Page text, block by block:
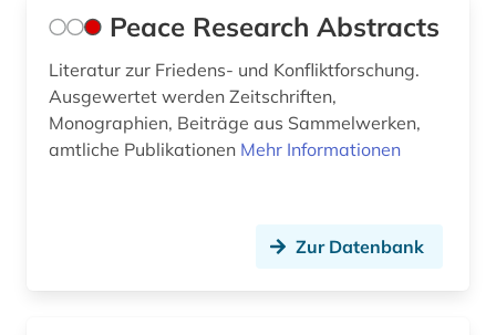
Peace Research Abstracts
Literatur zur Friedens- und Konfliktforschung.
Ausgewertet werden Zeitschriften,
Monographien, Beiträge aus Sammelwerken,
amtliche Publikationen Mehr Informationen
Zur Datenbank